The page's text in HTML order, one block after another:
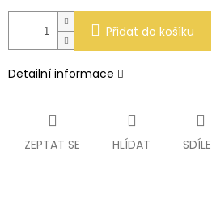
Přidat do košíku
Detailní informace
ZEPTAT SE HLÍDAT